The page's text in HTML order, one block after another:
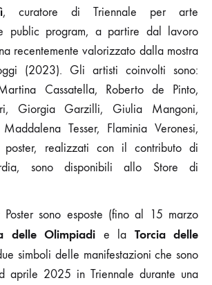
, curatore di Triennale per arte
public program, a partire dal lavoro
recentemente valorizzato dalla mostra
(2023). Gli artisti coinvolti sono:
Cassatella, Roberto de Pinto,
Giorgia Garzilli, Giulia Mangoni,
Tesser, Flaminia Veronesi,
realizzati con il contributo di
sono disponibili allo Store di
sono esposte (fino al 15 marzo
delle Olimpiadi e la Torcia delle
simboli delle manifestazioni che sono
aprile 2025 in Triennale durante una